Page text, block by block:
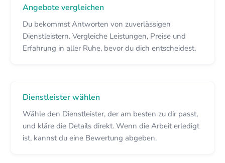
Angebote vergleichen
Du bekommst Antworten von zuverlässigen
Dienstleistern. Vergleiche Leistungen, Preise und
Erfahrung in aller Ruhe, bevor du dich entscheidest.
Dienstleister wählen
Wähle den Dienstleister, der am besten zu dir passt,
und kläre die Details direkt. Wenn die Arbeit erledigt
ist, kannst du eine Bewertung abgeben.